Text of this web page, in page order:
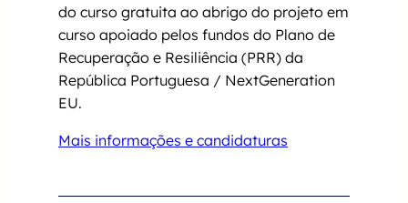
do curso gratuita ao abrigo do projeto em
curso apoiado pelos fundos do Plano de
Recuperação e Resiliência (PRR) da
República Portuguesa / NextGeneration
EU.
Mais informações e candidaturas